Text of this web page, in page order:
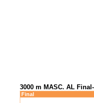
Final
3000 m MASC. AL